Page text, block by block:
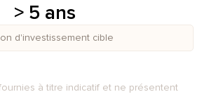
> 5 ans
d'investissement cible
à titre indicatif et ne présentent